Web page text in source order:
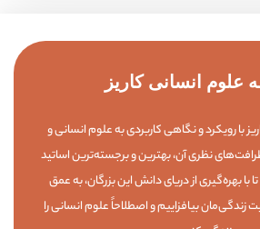
علوم انسانی کاریز
با رویکرد و نگاهی کاربردی به علوم انسانی و
نظری آن، بهترین و برجسته‌ترین اساتید
تا با بهره‌گیری از دریای دانش این بزرگان، به عمق
زندگی‌مان بیافزاییم و اصطلاحاً علوم انسانی را